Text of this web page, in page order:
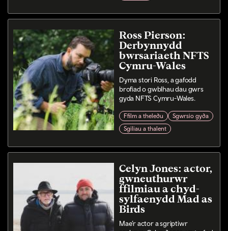
Ross Pierson:
Derbynnydd
bwrsariaeth NFTS
Cymru-Wales
Dyma stori Ross, a gafodd
brofiad o gwblhau dau gwrs
gyda NFTS Cymru-Wales.
Ffilm a theledu
Sgwrsio gyda
Sgiliau a thalent
Celyn Jones: actor,
gwneuthurwr
ffilmiau a chyd-
sylfaenydd Mad as
Birds
Mae’r actor a sgriptiwr